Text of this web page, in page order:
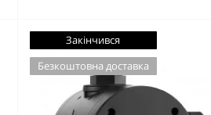
Закінчився
Безкоштовна доставка